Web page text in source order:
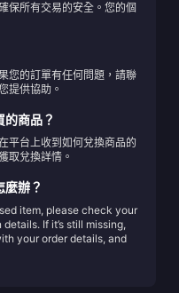
保所有交易的安全。您的個
您的訂單有任何問題，請聯
提供協助。
商品？
平台上收到如何兌換商品的
取兌換詳情。
麼辦？
item, please check your
If it’s still missing,
your order details, and